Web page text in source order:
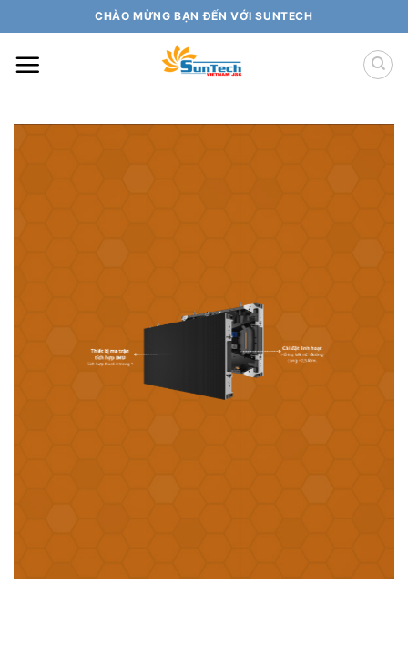
to
content
CHÀO MỪNG BẠN ĐẾN VỚI SUNTECH